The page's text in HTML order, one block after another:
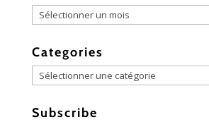
Archives
Categories
Categories
Subscribe